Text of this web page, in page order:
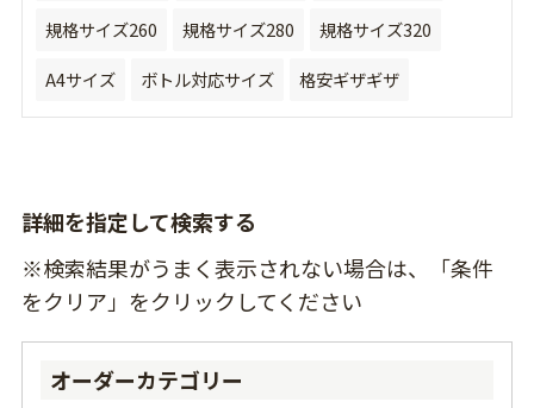
規格サイズ260
規格サイズ280
規格サイズ320
A4サイズ
ボトル対応サイズ 格安ギザギザ
詳細を指定して検索する
※検索結果がうまく表示されない場合は、「条件
をクリア」をクリックしてください
オーダーカテゴリー